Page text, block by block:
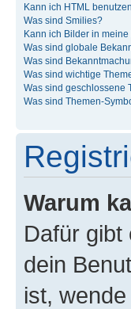
Kann ich HTML
Was sind Smilies?
Kann ich Bilder in
Was sind globale
Was sind
Was sind wichtige
Was sind geschlossene
Was sind Themen-
Warum
Dafür gibt
dein
ist,